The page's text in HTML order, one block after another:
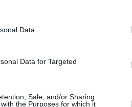
Data.
Data for Targeted
Sale, and/or Sharing
the Purposes for which it
και συνιδρυτής της